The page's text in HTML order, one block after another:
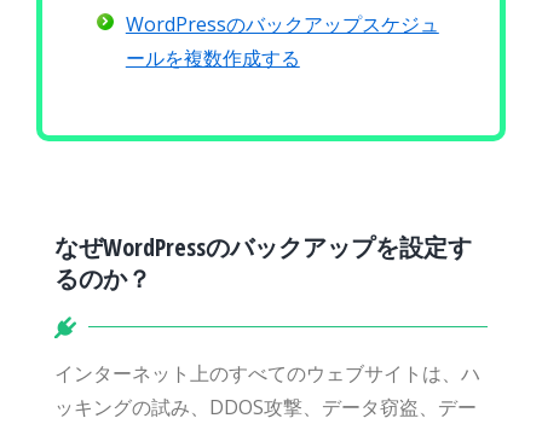
WordPressのバックアップスケジュ
ールを複数作成する
なぜWordPressのバックアップを設定す
るのか？
インターネット上のすべてのウェブサイトは、ハ
ッキングの試み、DDOS攻撃、データ窃盗、デー